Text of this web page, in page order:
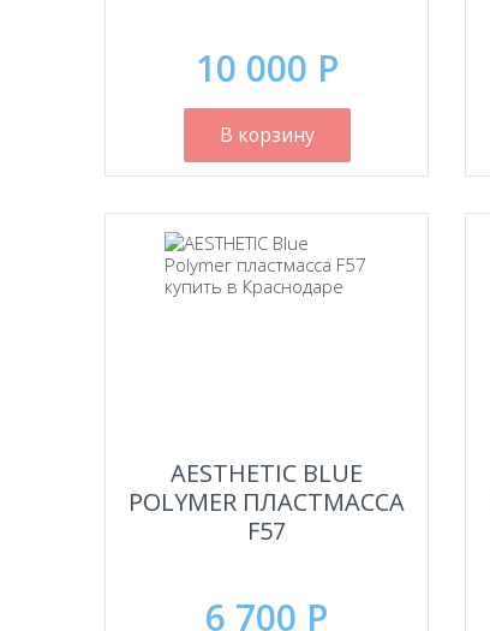
10 000 Р
В корзину
AESTHETIC BLUE
POLYMER ПЛАСТМАССА
F57
6 700 Р